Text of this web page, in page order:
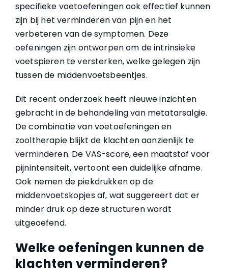
specifieke voetoefeningen ook effectief kunnen
zijn bij het verminderen van pijn en het
verbeteren van de symptomen. Deze
oefeningen zijn ontworpen om de intrinsieke
voetspieren te versterken, welke gelegen zijn
tussen de middenvoetsbeentjes.
Dit recent onderzoek heeft nieuwe inzichten
gebracht in de behandeling van metatarsalgie.
De combinatie van voetoefeningen en
zooltherapie blijkt de klachten aanzienlijk te
verminderen. De VAS-score, een maatstaf voor
pijnintensiteit, vertoont een duidelijke afname.
Ook nemen de piekdrukken op de
middenvoetskopjes af, wat suggereert dat er
minder druk op deze structuren wordt
uitgeoefend.
Welke oefeningen kunnen de
klachten verminderen?